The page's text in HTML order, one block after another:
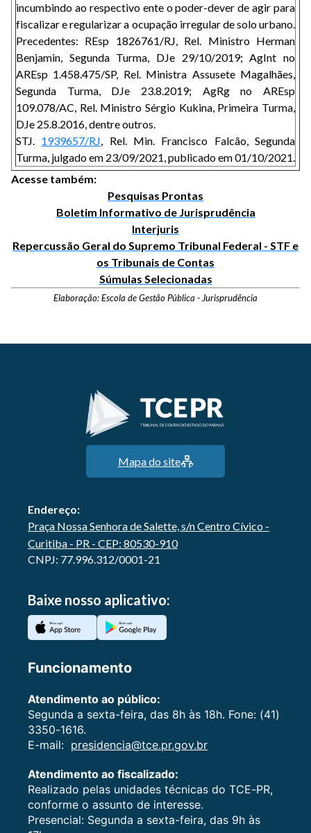
incumbindo ao respectivo ente o poder-dever de agir para
fiscalizar e regularizar a ocupação irregular de solo urbano.
Precedentes: REsp 1826761/RJ, Rel. Ministro Herman
Benjamin, Segunda Turma, DJe 29/10/2019; AgInt no
AREsp 1.458.475/SP, Rel. Ministra Assusete Magalhães,
Segunda Turma, DJe 23.8.2019; AgRg no AREsp
109.078/AC, Rel. Ministro Sérgio Kukina, Primeira Turma,
DJe 25.8.2016, dentre outros.
STJ. 1939657/RJ, Rel. Min. Francisco Falcão, Segunda
Turma, julgado em 23/09/2021, publicado em 01/10/2021.
Acesse também:
Pesquisas Prontas
Boletim Informativo de Jurisprudência
Interjuris
Repercussão Geral do Supremo Tribunal Federal - STF e
os Tribunais de Contas
Súmulas Selecionadas
Elaboração: Escola de Gestão Pública - Jurisprudência
Mapa do site
Endereço:
Praça Nossa Senhora de Salette, s/n Centro Cívico -
Curitiba - PR - CEP: 80530-910
CNPJ: 77.996.312/0001-21
Baixe nosso aplicativo:
Funcionamento
Atendimento ao público:
Segunda a sexta-feira, das 8h às 18h. Fone: (41)
3350-1616.
E-mail: presidencia@tce.pr.gov.br
Atendimento ao fiscalizado:
Realizado pelas unidades técnicas do TCE-PR,
conforme o assunto de interesse.
Presencial: Segunda a sexta-feira, das 9h às